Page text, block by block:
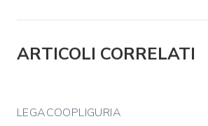
ARTICOLI CORRELATI
LEGACOOPLIGURIA